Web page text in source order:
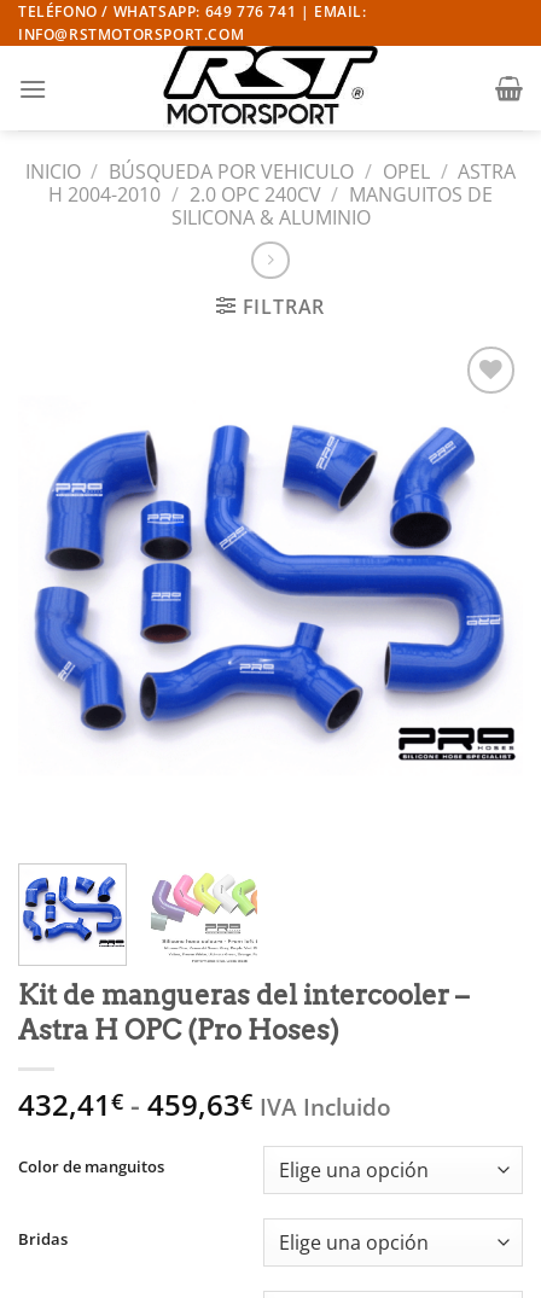
Saltar
al
TELÉFONO / WHATSAPP: 649 776 741 | EMAIL:
INFO@RSTMOTORSPORT.COM
INICIO / BÚSQUEDA POR VEHICULO / OPEL / ASTRA
H 2004-2010 / 2.0 OPC 240CV / MANGUITOS DE
SILICONA & ALUMINIO
FILTRAR
a la
lista
deseos
Kit de mangueras del intercooler –
Astra H OPC (Pro Hoses)
432,41€ - 459,63€Rango
precios:
desde
432,41€
hasta
459,63€
IVA Incluido
Color de manguitos
Bridas